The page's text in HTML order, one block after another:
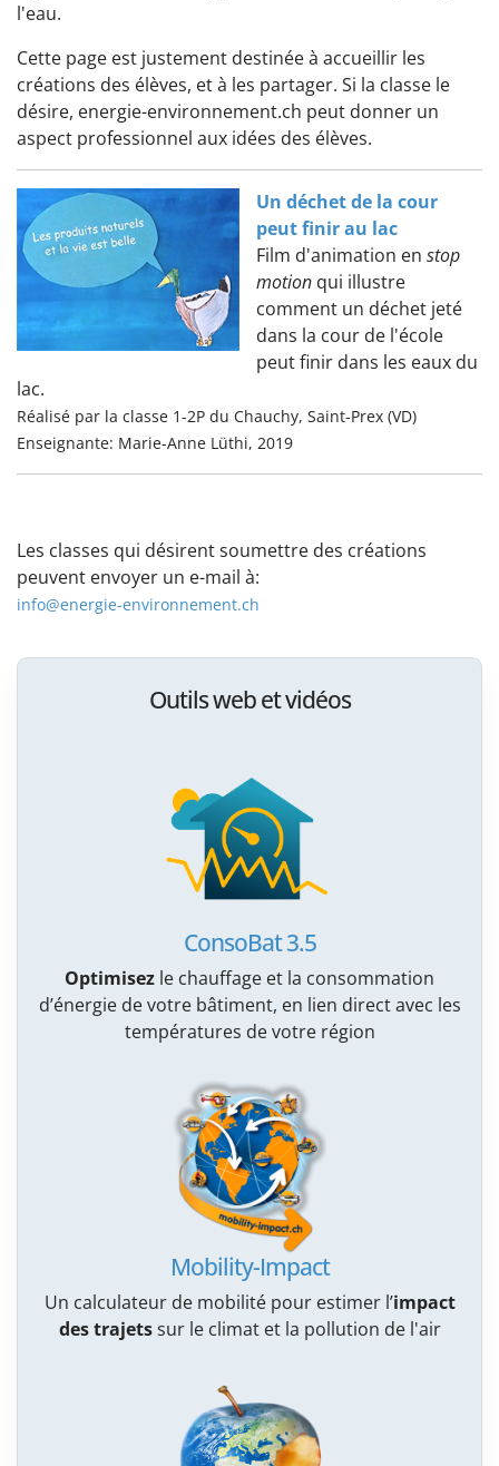
l'eau.
Cette page est justement destinée à accueillir les
créations des élèves, et à les partager. Si la classe le
désire, energie-environnement.ch peut donner un
aspect professionnel aux idées des élèves.
Un déchet de la cour
peut finir au lac
Film d'animation en stop
motion qui illustre
comment un déchet jeté
dans la cour de l'école
peut finir dans les eaux du
lac.
Réalisé par la classe 1-2P du Chauchy, Saint-Prex (VD)
Enseignante: Marie-Anne Lüthi, 2019
Les classes qui désirent soumettre des créations
peuvent envoyer un e-mail à:
info@energie-environnement.ch
Outils web et vidéos
ConsoBat 3.5
Optimisez le chauffage et la consommation
d’énergie de votre bâtiment, en lien direct avec les
températures de votre région
Mobility-Impact
Un calculateur de mobilité pour estimer l’impact
des trajetssur le climat et la pollution de l'air